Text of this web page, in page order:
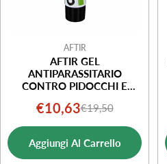
AFTIR
AFTIR GEL
ANTIPARASSITARIO
CONTRO PIDOCCHI E
Prezzo
di
vendita
€10,63Prezzo
normale
€19,50
Aggiungi Al Carrello